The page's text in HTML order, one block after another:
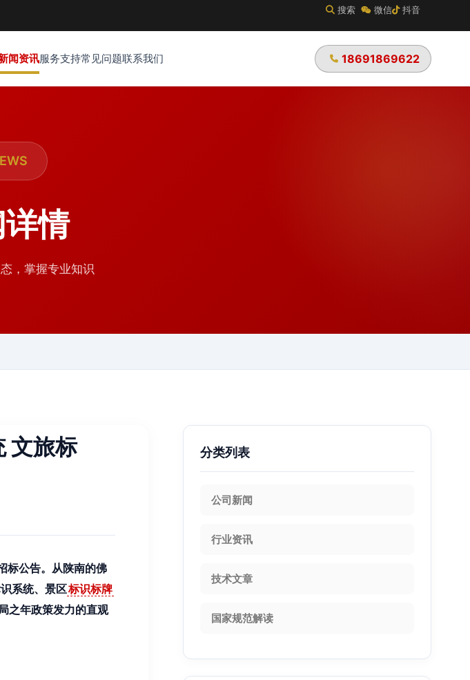
搜索 微信 抖音
闻资讯服务支持常见问题联系我们 18691869622
情
，掌握专业知识
文旅标
标公告。从陕南的佛
系统、景区标识标牌
之年政策发力的直观
分类列表
公司新闻
行业资讯
技术文章
国家规范解读